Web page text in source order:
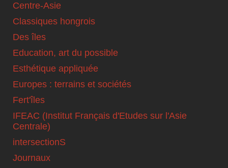
Centre-Asie
Classiques hongrois
Des îles
Education, art du possible
Esthétique appliquée
Europes : terrains et sociétés
Fert'îles
IFEAC (Institut Français d'Etudes sur l'Asie
Centrale)
intersectionS
Journaux